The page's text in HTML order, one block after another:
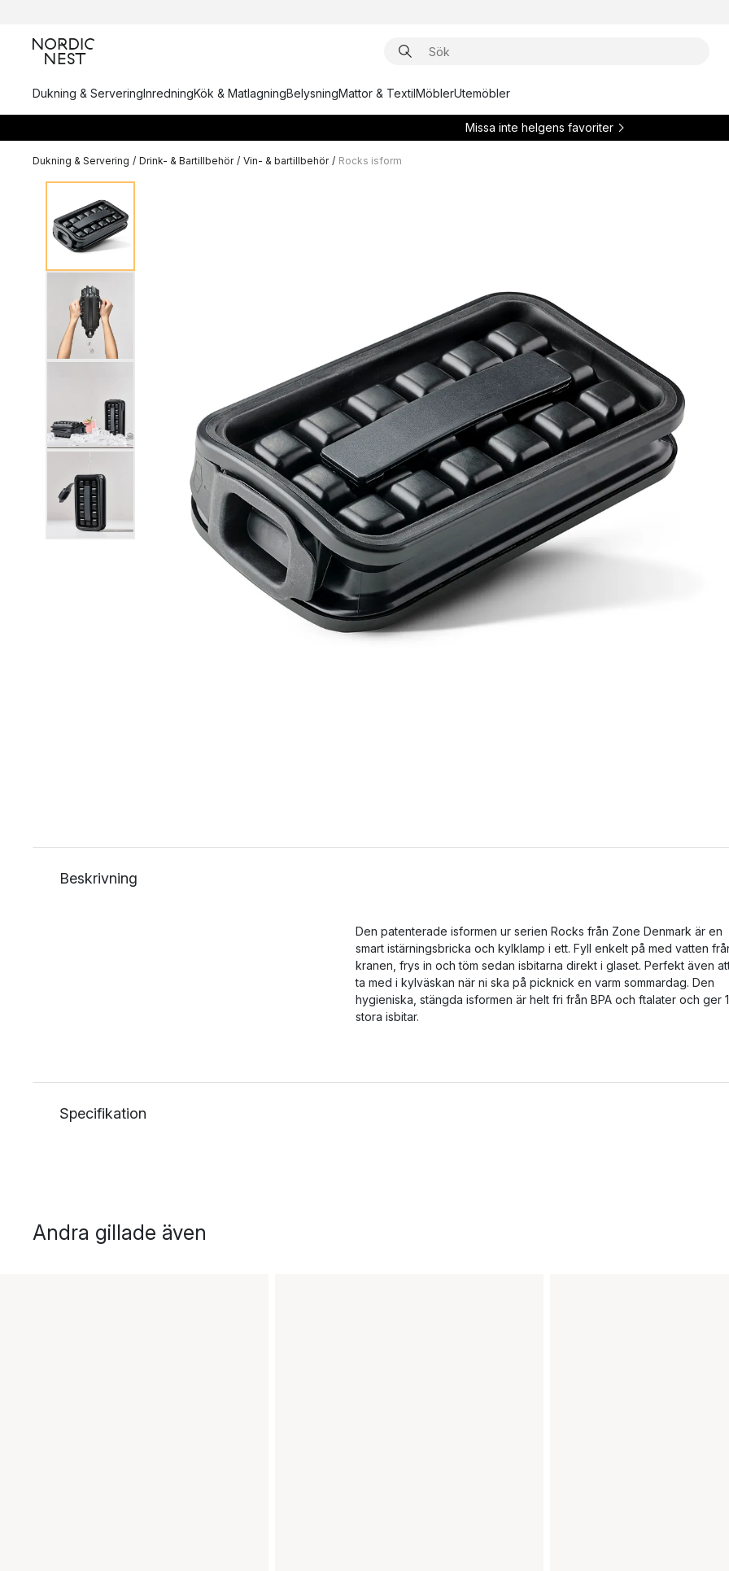
Dukning & ServeringInredningKök & MatlagningBelysningMattor & TextilMöblerUtemöbler
Missa inte helgens favoriter
Dukning & Servering / Drink- & Bartillbehör / Vin- & bartillbehör / Rocks isform
Beskrivning
Den patenterade isformen ur serien Rocks från Zone Denmark är en
smart istärningsbricka och kylklamp i ett. Fyll enkelt på med vatten
kranen, frys in och töm sedan isbitarna direkt i glaset. Perfekt även
ta med i kylväskan när ni ska på picknick en varm sommardag. Den
hygieniska, stängda isformen är helt fri från BPA och ftalater och ger
stora isbitar.
Specifikation
Andra gillade även